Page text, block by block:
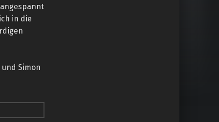
in die
Simon